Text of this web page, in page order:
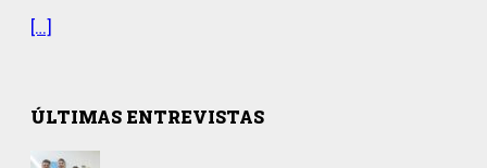
[…]
ÚLTIMAS ENTREVISTAS